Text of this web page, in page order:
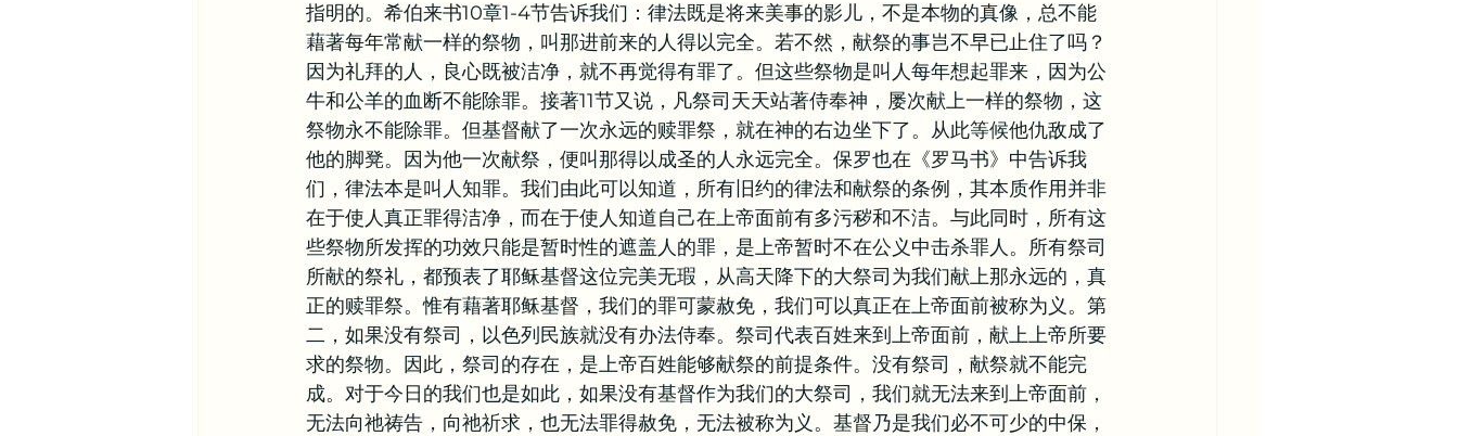
指明的。希伯来书10章1-4节告诉我们：律法既是将来美事的影儿，不是本物的真像，总不能
藉著每年常献一样的祭物，叫那进前来的人得以完全。若不然，献祭的事岂不早已止住了吗？
因为礼拜的人，良心既被洁净，就不再觉得有罪了。但这些祭物是叫人每年想起罪来，因为公
牛和公羊的血断不能除罪。接著11节又说，凡祭司天天站著侍奉神，屡次献上一样的祭物，这
祭物永不能除罪。但基督献了一次永远的赎罪祭，就在神的右边坐下了。从此等候他仇敌成了
他的脚凳。因为他一次献祭，便叫那得以成圣的人永远完全。保罗也在《罗马书》中告诉我
们，律法本是叫人知罪。我们由此可以知道，所有旧约的律法和献祭的条例，其本质作用并非
在于使人真正罪得洁净，而在于使人知道自己在上帝面前有多污秽和不洁。与此同时，所有这
些祭物所发挥的功效只能是暂时性的遮盖人的罪，是上帝暂时不在公义中击杀罪人。所有祭司
所献的祭礼，都预表了耶稣基督这位完美无瑕，从高天降下的大祭司为我们献上那永远的，真
正的赎罪祭。惟有藉著耶稣基督，我们的罪可蒙赦免，我们可以真正在上帝面前被称为义。第
二，如果没有祭司，以色列民族就没有办法侍奉。祭司代表百姓来到上帝面前，献上上帝所要
求的祭物。因此，祭司的存在，是上帝百姓能够献祭的前提条件。没有祭司，献祭就不能完
成。对于今日的我们也是如此，如果没有基督作为我们的大祭司，我们就无法来到上帝面前，
无法向祂祷告，向祂祈求，也无法罪得赦免，无法被称为义。基督乃是我们必不可少的中保，